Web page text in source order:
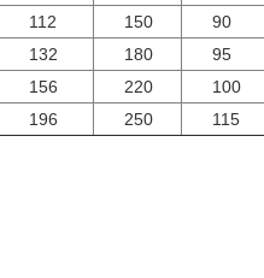
112 150 90
132 180 95
156 220 100
196 250 115